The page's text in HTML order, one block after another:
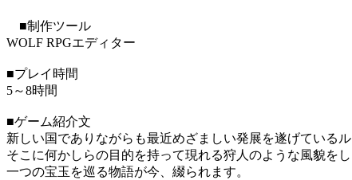
■制作ツール
WOLF RPGエディター
■プレイ時間
5～8時間
■ゲーム紹介文
新しい国でありながらも最近めざましい発展を遂げているル
そこに何かしらの目的を持って現れる狩人のような風貌をし
一つの宝玉を巡る物語が今、綴られます。